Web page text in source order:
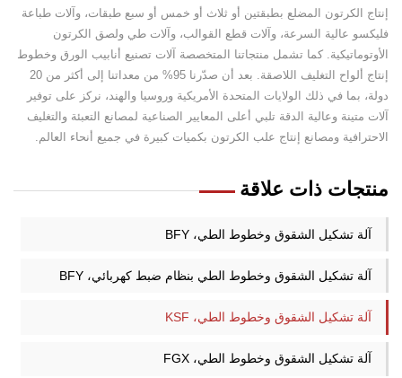
إنتاج الكرتون المضلع بطبقتين أو ثلاث أو خمس أو سبع طبقات، وآلات طباعة
فليكسو عالية السرعة، وآلات قطع القوالب، وآلات طي ولصق الكرتون
الأوتوماتيكية. كما تشمل منتجاتنا المتخصصة آلات تصنيع أنابيب الورق وخطوط
إنتاج ألواح التغليف اللاصقة. بعد أن صدّرنا 95% من معداتنا إلى أكثر من 20
دولة، بما في ذلك الولايات المتحدة الأمريكية وروسيا والهند، نركز على توفير
آلات متينة وعالية الدقة تلبي أعلى المعايير الصناعية لمصانع التعبئة والتغليف
الاحترافية ومصانع إنتاج علب الكرتون بكميات كبيرة في جميع أنحاء العالم.
منتجات ذات علاقة
آلة تشكيل الشقوق وخطوط الطي، BFY
آلة تشكيل الشقوق وخطوط الطي بنظام ضبط كهربائي، BFY
آلة تشكيل الشقوق وخطوط الطي، KSF
آلة تشكيل الشقوق وخطوط الطي، FGX